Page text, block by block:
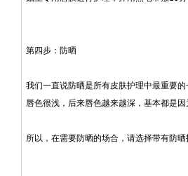
第四步：防晒
我们一直说防晒是所有皮肤护理中最重要
唇色很浅，后来唇色越来越深，基本都是因
所以，在需要防晒的场合，请选择带有防